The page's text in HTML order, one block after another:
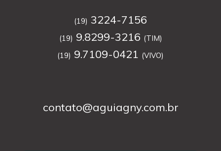
(19) 3224-7156
(19) 9.8299-3216 (TIM)
(19) 9.7109-0421 (VIVO)
contato@aguiagny.com.br